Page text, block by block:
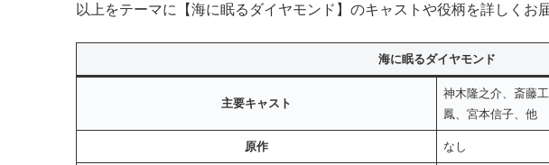
以上をテーマに【海に眠るダイヤモンド】のキャストや役柄を詳しくお
海に眠るダイヤモンド
主要キャスト
神木隆之介、斎藤
鳳、宮本信子、他
原作 なし